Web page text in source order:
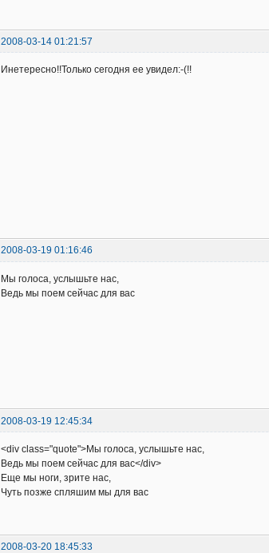
2008-03-14 01:21:57
Инетересно!!Только сегодня ее увидел:-(!!
2008-03-19 01:16:46
Мы голоса, услышьте нас,
Ведь мы поем сейчас для вас
2008-03-19 12:45:34
<div class="quote">Мы голоса, услышьте нас,
Ведь мы поем сейчас для вас</div>
Еще мы ноги, зрите нас,
Чуть позже спляшим мы для вас
2008-03-20 18:45:33